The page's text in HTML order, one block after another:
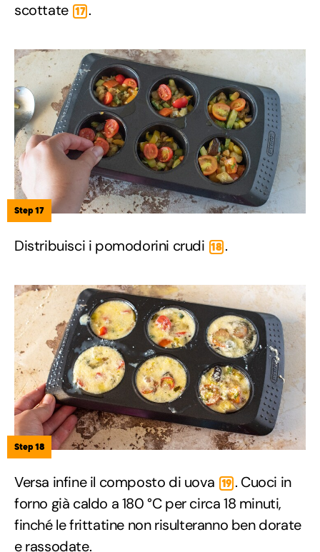
scottate 17 .
Step 17
Distribuisci i pomodorini crudi 18 .
Step 18
Versa infine il composto di uova 19 . Cuoci in
forno già caldo a 180 °C per circa 18 minuti,
finché le frittatine non risulteranno ben dorate
e rassodate.